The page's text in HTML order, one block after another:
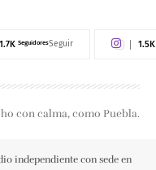
1.7K SeguidoresSeguir 1.5K
con calma, como Puebla.
independiente con sede en